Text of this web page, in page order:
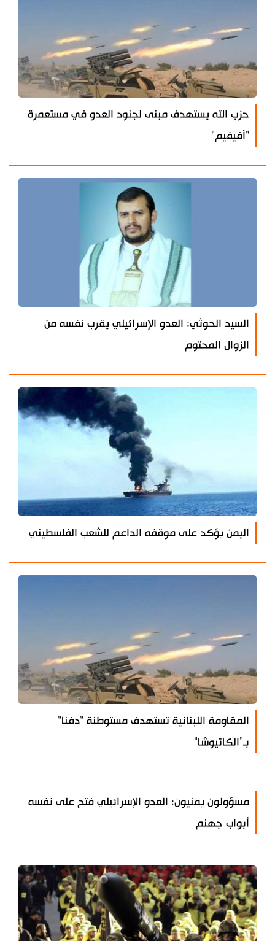
‌‌‌حزب الله يستهدف مبنى لجنود العدو في مستعمرة
"أفيفيم"
السيد الحوثي: العدو الإسرائيلي يقرب نفسه من
الزوال المحتوم
اليمن يؤكد على موقفه الداعم للشعب الفلسطيني
المقاومة اللبنانية تستهدف مستوطنة "دفنا"
بـ"الكاتيوشا"
مسؤولون يمنيون: العدو الإسرائيلي فتح على نفسه
أبواب جهنم